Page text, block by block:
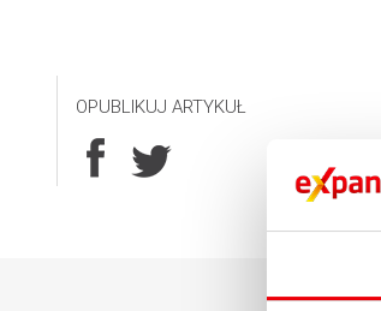
OPUBLIKUJ ARTYKUŁ